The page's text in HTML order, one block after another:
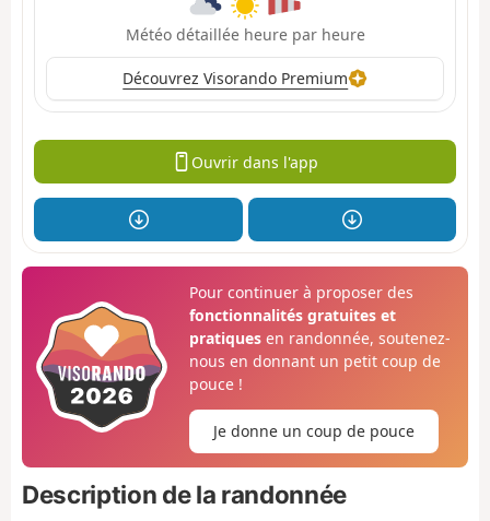
Météo détaillée heure par heure
Découvrez Visorando Premium
Ouvrir dans l'app
Pour continuer à proposer des
fonctionnalités gratuites et
pratiquesen randonnée, soutenez-
nous en donnant un petit coup de
pouce !
Je donne un coup de pouce
Description de la randonnée